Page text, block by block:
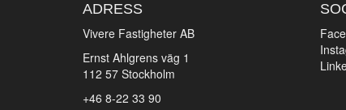
ADRESS
Vivere Fastigheter AB
Ernst Ahlgrens väg 1
112 57 Stockholm
+46 8-22 33 90